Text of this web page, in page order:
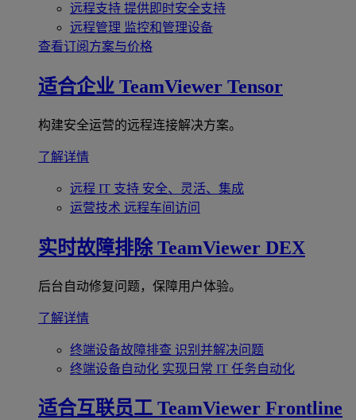
远程支持 提供即时安全支持
远程管理 监控和管理设备
查看订阅方案与价格
适合企业 TeamViewer Tensor
构建安全运营的远程连接解决方案。
了解详情
远程 IT 支持 安全、灵活、集成
运营技术 远程车间访问
实时故障排除 TeamViewer DEX
后台自动修复问题，保障用户体验。
了解详情
终端设备故障排查 识别并解决问题
终端设备自动化 实现日常 IT 任务自动化
适合互联员工 TeamViewer Frontline